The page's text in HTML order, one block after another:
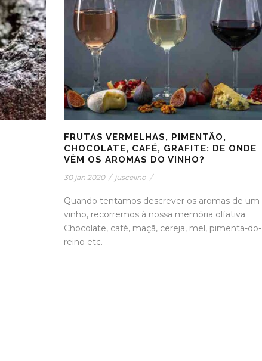
FRUTAS VERMELHAS, PIMENTÃO,
CHOCOLATE, CAFÉ, GRAFITE: DE ONDE
VÊM OS AROMAS DO VINHO?
30 jan 2020 / juscelino /
Quando tentamos descrever os aromas de um
vinho, recorremos à nossa memória olfativa.
Chocolate, café, maçã, cereja, mel, pimenta-do-
reino etc.